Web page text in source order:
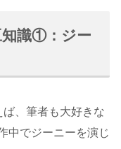
知識①：ジー
、筆者も大好きな
中でジーニーを演じ